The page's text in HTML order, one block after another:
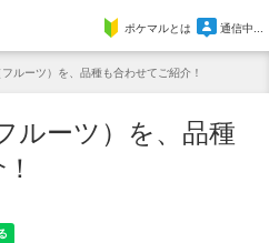
Marcheポケマルとは 通信中...
ルーツ）を、品種も合わせてご紹介！
ルーツ）を、品種